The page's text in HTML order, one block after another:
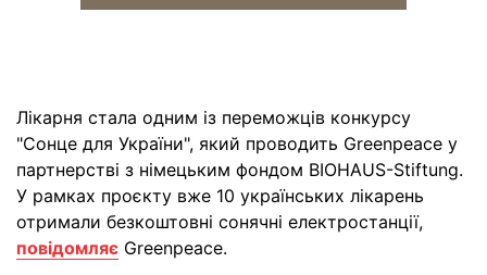
Лікарня стала одним із переможців конкурсу
"Сонце для України", який проводить Greenpeace у
партнерстві з німецьким фондом BIOHAUS-Stiftung.
У рамках проєкту вже 10 українських лікарень
отримали безкоштовні сонячні електростанції,
повідомляє Greenpeace.